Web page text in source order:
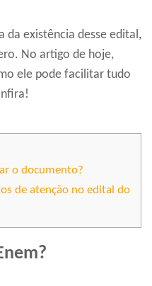
da existência desse edital,
No artigo de hoje,
ele pode facilitar tudo
o documento?
de atenção no edital do